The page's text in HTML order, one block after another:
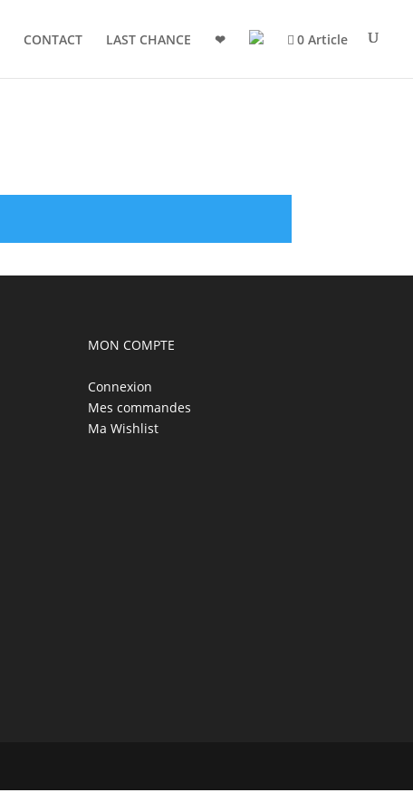
CONTACT LAST CHANCE ❤ 0 Article
MON COMPTE
Connexion
Mes commandes
Ma Wishlist